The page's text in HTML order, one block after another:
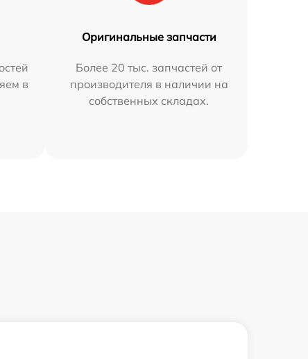
в
Оригинальные запчасти
Более 20 тыс. запчастей от
производителя в наличии на
собственных складах.